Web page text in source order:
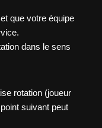
que votre équipe
dans le sens
rotation (joueur
suivant peut